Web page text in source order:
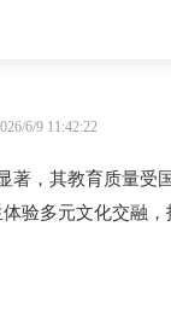
6/9 11:42:22
著，其教育质量受
验多元文化交融